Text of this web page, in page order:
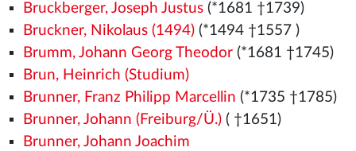
Bruckberger, Joseph Justus(*1681 †1739)
Bruckner, Nikolaus (1494)(*1494 †1557 )
Brumm, Johann Georg Theodor(*1681 †1745)
Brun, Heinrich (Studium)
Brunner, Franz Philipp Marcellin (*1735 †1785)
Brunner, Johann (Freiburg/Ü.)( †1651)
Brunner, Johann Joachim